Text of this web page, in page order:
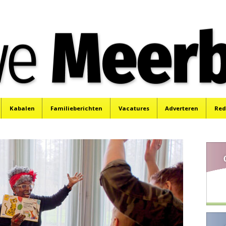
Kabalen Familieberichten Vacatures Adverteren